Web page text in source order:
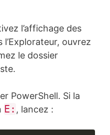
l’affichage des
ouvrez
le dossier
PowerShell. Si la
E: , lancez :